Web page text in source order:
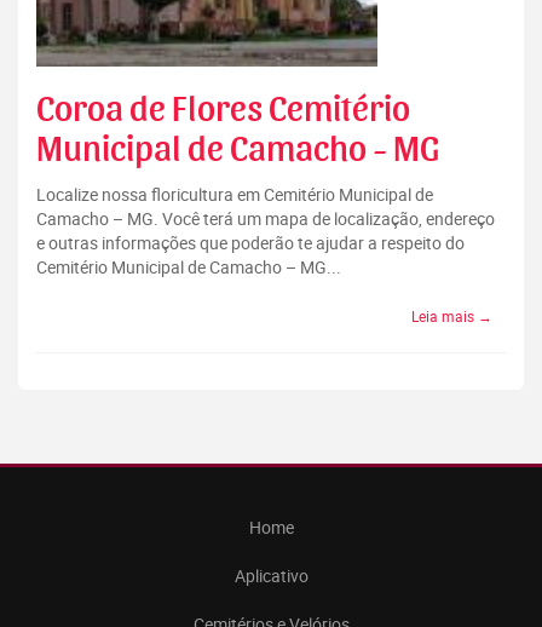
Coroa de Flores Cemitério
Municipal de Camacho - MG
Localize nossa floricultura em Cemitério Municipal de
Camacho – MG. Você terá um mapa de localização, endereço
e outras informações que poderão te ajudar a respeito do
Cemitério Municipal de Camacho – MG...
Leia mais →
Home
Aplicativo